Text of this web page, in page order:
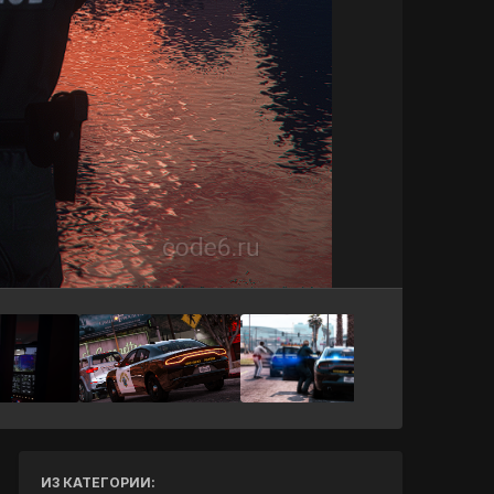
Инструменты
ИЗ КАТЕГОРИИ: